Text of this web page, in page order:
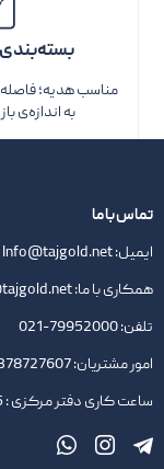
مناسب هدیه؛
به اندازه‌ی
تماس با ما
ایمیل:Info@tajgold.net
همکاری با ما:
تلفن:79952000-021
امور مشتریان:
ساعت کاری دفتر مرکزی : 9.45 الی 17.45